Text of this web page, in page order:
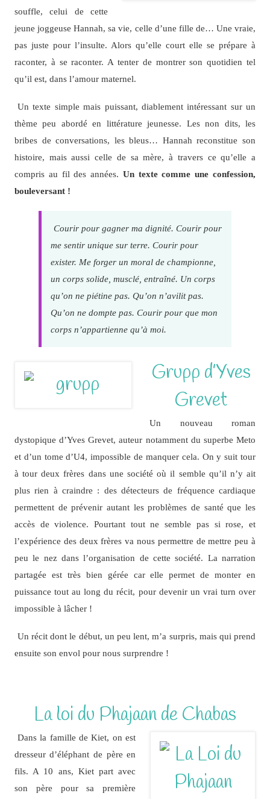
souffle, celui de cette
jeune joggeuse Hannah, sa vie, celle d’une fille de… Une vraie,
pas juste pour l’insulte. Alors qu’elle court elle se prépare à
raconter, à se raconter. A tenter de montrer son quotidien tel
qu’il est, dans l’amour maternel.
Un texte simple mais puissant, diablement intéressant sur un
thème peu abordé en littérature jeunesse. Les non dits, les
bribes de conversations, les bleus… Hannah reconstitue son
histoire, mais aussi celle de sa mère, à travers ce qu’elle a
compris au fil des années. Un texte comme une confession,
bouleversant !
Courir pour gagner ma dignité. Courir pour
me sentir unique sur terre. Courir pour
exister. Me forger un moral de championne,
un corps solide, musclé, entraîné. Un corps
qu’on ne piétine pas. Qu’on n’avilit pas.
Qu’on ne dompte pas. Courir pour que mon
corps n’appartienne qu’à moi.
Grupp d’Yves
Grevet
Un nouveau roman
dystopique d’Yves Grevet, auteur notamment du superbe Meto
et d’un tome d’U4, impossible de manquer cela. On y suit tour
à tour deux frères dans une société où il semble qu’il n’y ait
plus rien à craindre : des détecteurs de fréquence cardiaque
permettent de prévenir autant les problèmes de santé que les
accès de violence. Pourtant tout ne semble pas si rose, et
l’expérience des deux frères va nous permettre de mettre peu à
peu le nez dans l’organisation de cette société. La narration
partagée est très bien gérée car elle permet de monter en
puissance tout au long du récit, pour devenir un vrai turn over
impossible à lâcher !
Un récit dont le début, un peu lent, m’a surpris, mais qui prend
ensuite son envol pour nous surprendre !
La loi du Phajaan de Chabas
Dans la famille de Kiet, on est
dresseur d’éléphant de père en
fils. A 10 ans, Kiet part avec
son père pour sa première